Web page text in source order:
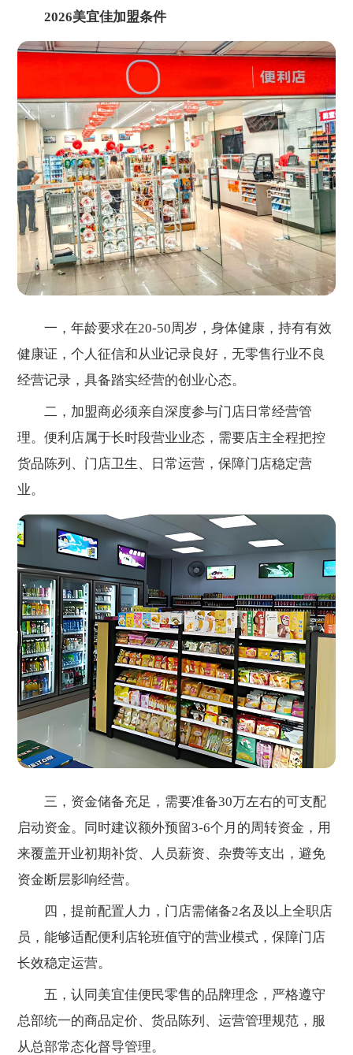
2026美宜佳加盟条件
一，年龄要求在20-50周岁，身体健康，持有有效
健康证，个人征信和从业记录良好，无零售行业不良
经营记录，具备踏实经营的创业心态。
二，加盟商必须亲自深度参与门店日常经营管
理。便利店属于长时段营业业态，需要店主全程把控
货品陈列、门店卫生、日常运营，保障门店稳定营
业。
三，资金储备充足，需要准备30万左右的可支配
启动资金。同时建议额外预留3-6个月的周转资金，用
来覆盖开业初期补货、人员薪资、杂费等支出，避免
资金断层影响经营。
四，提前配置人力，门店需储备2名及以上全职店
员，能够适配便利店轮班值守的营业模式，保障门店
长效稳定运营。
五，认同美宜佳便民零售的品牌理念，严格遵守
总部统一的商品定价、货品陈列、运营管理规范，服
从总部常态化督导管理。